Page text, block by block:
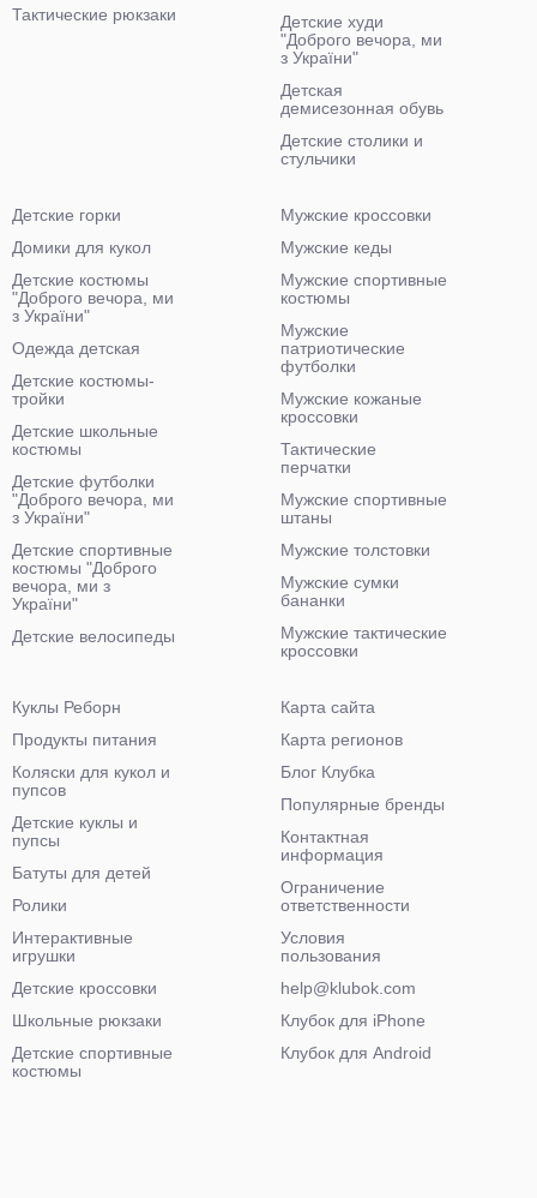
Тактические рюкзаки
Детские худи
"Доброго вечора, ми
з України"
Детская
демисезонная обувь
Детские столики и
стульчики
Детские горки
Домики для кукол
Детские костюмы
"Доброго вечора, ми
з України"
Одежда детская
Детские костюмы-
тройки
Детские школьные
костюмы
Детские футболки
"Доброго вечора, ми
з України"
Детские спортивные
костюмы "Доброго
вечора, ми з
України"
Детские велосипеды
Мужские кроссовки
Мужские кеды
Мужские спортивные
костюмы
Мужские
патриотические
футболки
Мужские кожаные
кроссовки
Тактические
перчатки
Мужские спортивные
штаны
Мужские толстовки
Мужские сумки
бананки
Мужские тактические
кроссовки
Куклы Реборн
Продукты питания
Коляски для кукол и
пупсов
Детские куклы и
пупсы
Батуты для детей
Ролики
Интерактивные
игрушки
Детские кроссовки
Школьные рюкзаки
Детские спортивные
костюмы
Карта сайта
Карта регионов
Блог Клубка
Популярные бренды
Контактная
информация
Ограничение
ответственности
Условия
пользования
help@klubok.com
Клубок для iPhone
Клубок для Android